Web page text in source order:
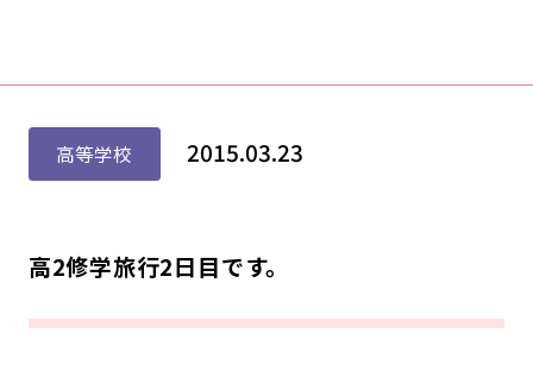
高等学校 2015.03.23
高2修学旅行2日目です。